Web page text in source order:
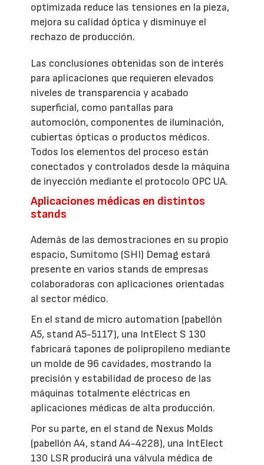
optimizada reduce las tensiones en la pieza,
mejora su calidad óptica y disminuye el
rechazo de producción.
Las conclusiones obtenidas son de interés
para aplicaciones que requieren elevados
niveles de transparencia y acabado
superficial, como pantallas para
automoción, componentes de iluminación,
cubiertas ópticas o productos médicos.
Todos los elementos del proceso están
conectados y controlados desde la máquina
de inyección mediante el protocolo OPC UA.
Aplicaciones médicas en distintos
stands
Además de las demostraciones en su propio
espacio, Sumitomo (SHI) Demag estará
presente en varios stands de empresas
colaboradoras con aplicaciones orientadas
al sector médico.
En el stand de micro automation (pabellón
A5, stand A5-5117), una IntElect S 130
fabricará tapones de polipropileno mediante
un molde de 96 cavidades, mostrando la
precisión y estabilidad de proceso de las
máquinas totalmente eléctricas en
aplicaciones médicas de alta producción.
Por su parte, en el stand de Nexus Molds
(pabellón A4, stand A4-4228), una IntElect
130 LSR producirá una válvula médica de